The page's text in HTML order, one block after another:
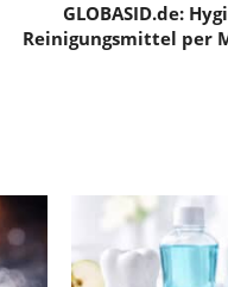
GLOBASID.de:
Reinigungsmittel per